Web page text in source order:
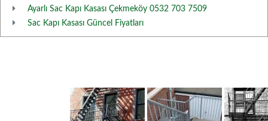
Ayarlı Sac Kapı Kasası Çekmeköy 0532 703 7509
Sac Kapı Kasası Güncel Fiyatları